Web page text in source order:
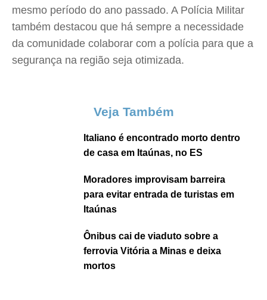
mesmo período do ano passado. A Polícia Militar
também destacou que há sempre a necessidade
da comunidade colaborar com a polícia para que a
segurança na região seja otimizada.
Veja Também
Italiano é encontrado morto dentro
de casa em Itaúnas, no ES
Moradores improvisam barreira
para evitar entrada de turistas em
Itaúnas
Ônibus cai de viaduto sobre a
ferrovia Vitória a Minas e deixa
mortos